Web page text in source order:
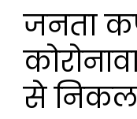
जनता
से